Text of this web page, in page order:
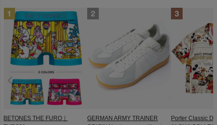
BETONES THE FURO｜
GERMAN ARMY TRAINER
Porter Classic